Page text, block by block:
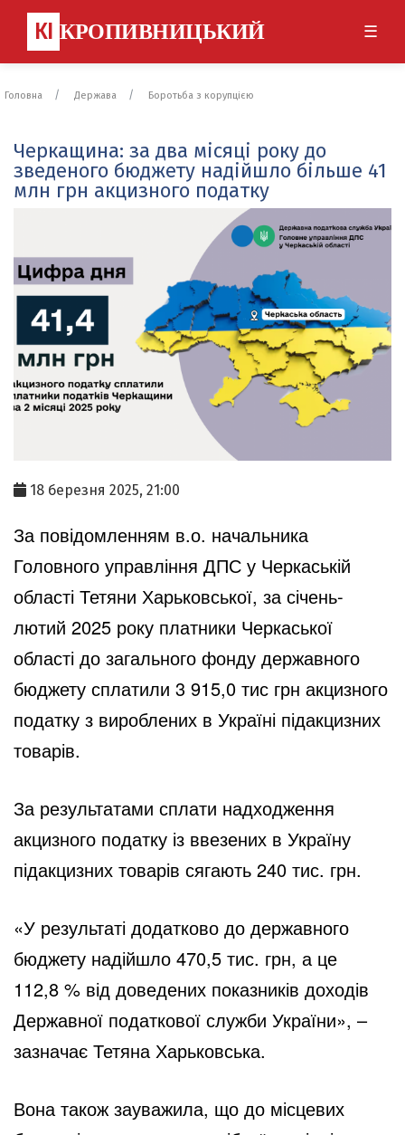
КІ КРОПИВНИЦЬКИЙ ☰
Головна Держава Боротьба з корупцією
Черкащина: за два місяці року до
зведеного бюджету надійшло більше 41
млн грн акцизного податку
18 березня 2025, 21:00
За повідомленням в.о. начальника
Головного управління ДПС у Черкаській
області Тетяни Харьковської, за січень-
лютий 2025 року платники Черкаської
області до загального фонду державного
бюджету сплатили 3 915,0 тис грн акцизного
податку з вироблених в Україні підакцизних
товарів.
За результатами сплати надходження
акцизного податку із ввезених в Україну
підакцизних товарів сягають 240 тис. грн.
«У результаті додатково до державного
бюджету надійшло 470,5 тис. грн, а це
112,8 % від доведених показників доходів
Державної податкової служби України», –
зазначає Тетяна Харьковська.
Вона також зауважила, що до місцевих